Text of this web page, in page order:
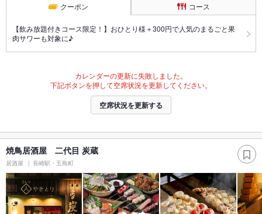
クーポン コース
【飲み放題付きコース限定！】おひとり様＋300円で人気のまるごと果
肉サワーも対象に♪
カレンダーの更新に失敗しました。
下記ボタンを押して空席状況を更新してください。
空席状況を更新する
焼鳥居酒屋 二代目 炭蔵
居酒屋 長崎駅・五島町